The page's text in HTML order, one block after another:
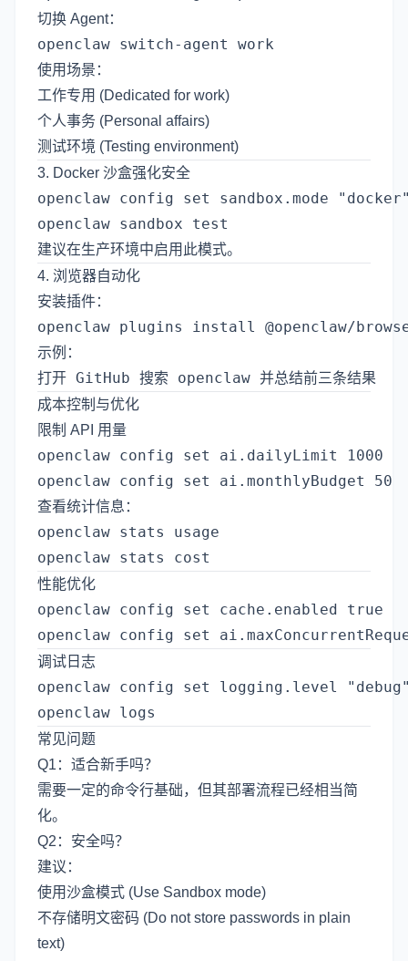
切换 Agent：
使用场景：
工作专用 (Dedicated for work)
个人事务 (Personal affairs)
测试环境 (Testing environment)
3. Docker 沙盒强化安全
openclaw config set sandbox.mode
建议在生产环境中启用此模式。
4. 浏览器自动化
安装插件：
示例：
成本控制与优化
限制 API 用量
openclaw config set ai.dailyLimit 1000
查看统计信息：
openclaw stats usage
性能优化
openclaw config set cache.enabled true
调试日志
openclaw config set logging.level
常见问题
Q1：适合新手吗？
需要一定的命令行基础，但其部署流程已经相当简
化。
Q2：安全吗？
建议：
使用沙盒模式 (Use Sandbox mode)
不存储明文密码 (Do not store passwords in plain
text)